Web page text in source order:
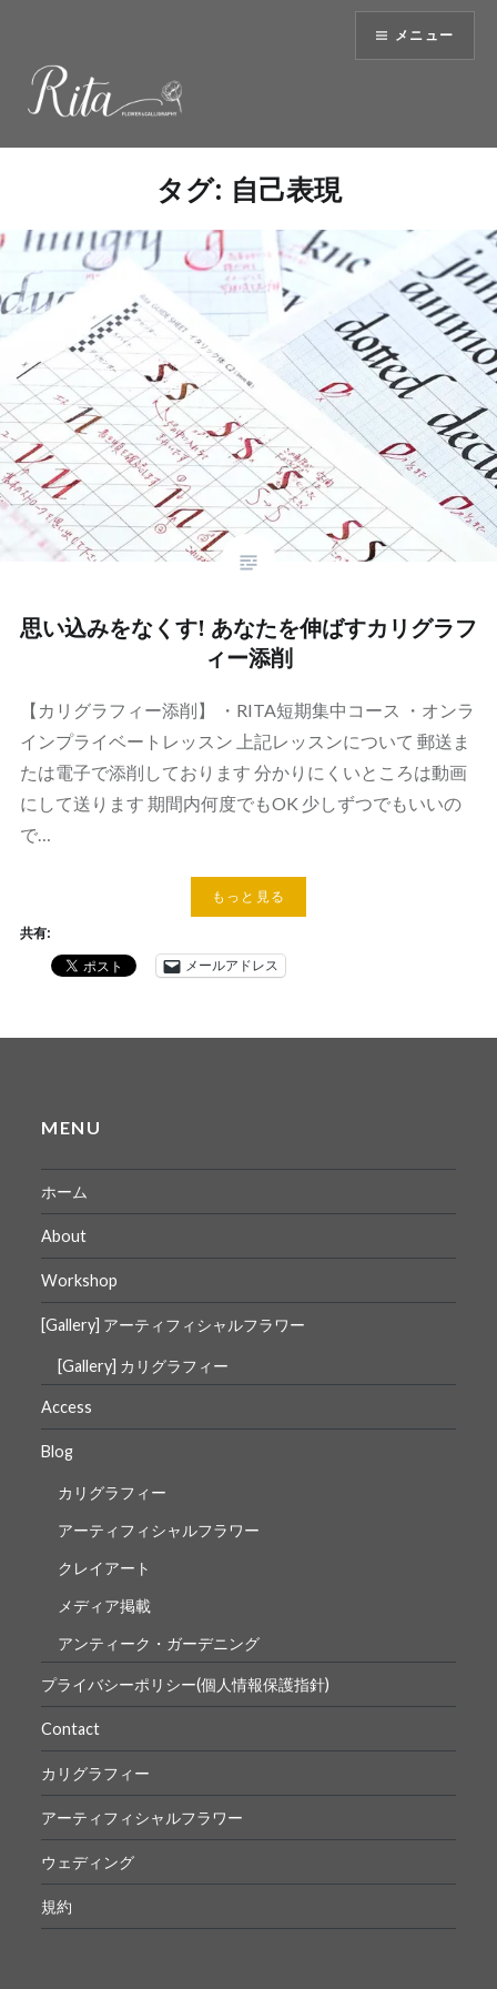
へ
ッ
メニュー
タグ: 自己表現
思い込みをなくす! あなたを伸ばすカリグラフ
ィー添削
【カリグラフィー添削】 ・RITA短期集中コース ・オンラ
インプライベートレッスン 上記レッスンについて 郵送ま
たは電子で添削しております 分かりにくいところは動画
にして送ります 期間内何度でもOK 少しずつでもいいの
で…
もっと見る
共有:
メールアドレス
MENU
ホーム
About
Workshop
[Gallery] アーティフィシャルフラワー
[Gallery] カリグラフィー
Access
Blog
カリグラフィー
アーティフィシャルフラワー
クレイアート
メディア掲載
アンティーク・ガーデニング
プライバシーポリシー(個人情報保護指針)
Contact
カリグラフィー
アーティフィシャルフラワー
ウェディング
規約